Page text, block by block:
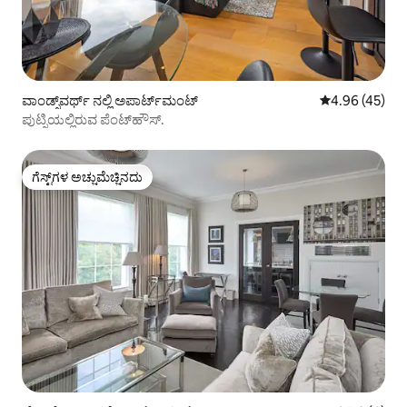
ವಾಂಡ್ಸ್‌ವರ್ಥ್ ನಲ್ಲಿ ಅಪಾರ್ಟ್‌ಮಂಟ್ 5 ರಲ್ಲಿ 4.96
4.96 (45)
ಪುಟ್ನಿಯಲ್ಲಿರುವ ಪೆಂಟ್‌ಹೌಸ್.
ಗೆಸ್ಟ್‌ಗಳ ಅಚ್ಚುಮೆಚ್ಚಿನದು
ಗೆಸ್ಟ್‌ಗಳ ಅಚ್ಚುಮೆಚ್ಚಿನದು